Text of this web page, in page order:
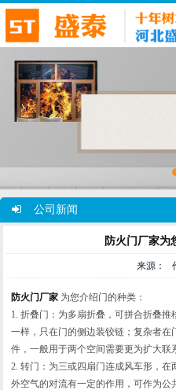
公司新闻
防火门厂家为
来源：
防火门厂家 为您介绍门的种类：
1. 折叠门：为多扇折叠，可拼合折叠
一样，只在门的侧边装铰链；复杂者
件，一般用于两个空间需要更为扩大联
2. 转门：为三或四扇门连成风车形，
外空气的对流有一定的作用，可作为